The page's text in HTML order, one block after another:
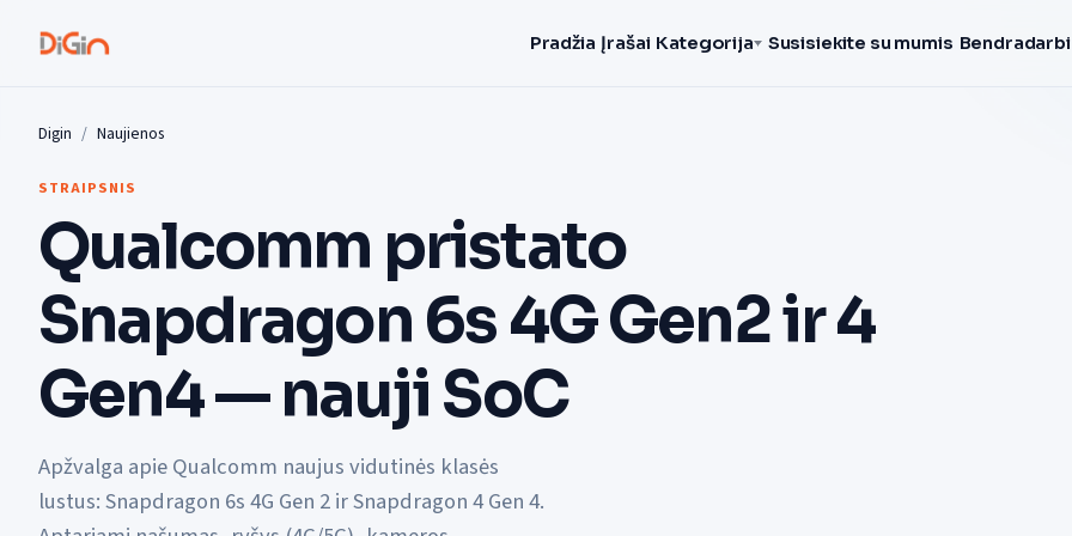
Pradžia Įrašai Kategorija Susisiekite su mumis
Digin Naujienos
STRAIPSNIS
Qualcomm pristato
Snapdragon 6s 4G Gen2 ir 4
Gen4 — nauji SoC
Apžvalga apie Qualcomm naujus vidutinės klasės
lustus: Snapdragon 6s 4G Gen 2 ir Snapdragon 4 Gen 4.